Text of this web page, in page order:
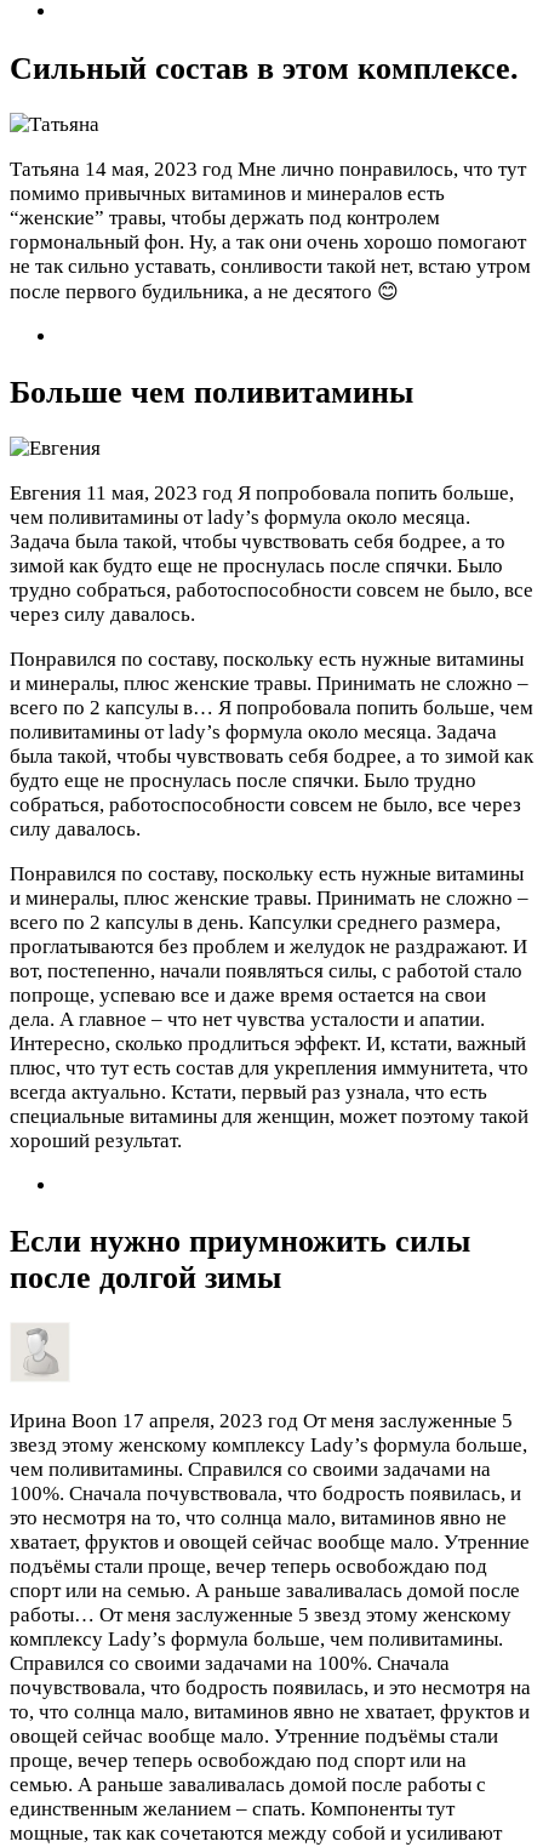
Сильный состав в этом комплексе.
Татьяна 14 мая, 2023 год Мне лично понравилось, что тут
помимо привычных витаминов и минералов есть
“женские” травы, чтобы держать под контролем
гормональный фон. Ну, а так они очень хорошо помогают
не так сильно уставать, сонливости такой нет, встаю утром
после первого будильника, а не десятого 😊
Больше чем поливитамины
Евгения 11 мая, 2023 год Я попробовала попить больше,
чем поливитамины от lady’s формула около месяца.
Задача была такой, чтобы чувствовать себя бодрее, а то
зимой как будто еще не проснулась после спячки. Было
трудно собраться, работоспособности совсем не было, все
через силу давалось.
Понравился по составу, поскольку есть нужные витамины
и минералы, плюс женские травы. Принимать не сложно –
всего по 2 капсулы в… Я попробовала попить больше, чем
поливитамины от lady’s формула около месяца. Задача
была такой, чтобы чувствовать себя бодрее, а то зимой как
будто еще не проснулась после спячки. Было трудно
собраться, работоспособности совсем не было, все через
силу давалось.
Понравился по составу, поскольку есть нужные витамины
и минералы, плюс женские травы. Принимать не сложно –
всего по 2 капсулы в день. Капсулки среднего размера,
проглатываются без проблем и желудок не раздражают. И
вот, постепенно, начали появляться силы, с работой стало
попроще, успеваю все и даже время остается на свои
дела. А главное – что нет чувства усталости и апатии.
Интересно, сколько продлиться эффект. И, кстати, важный
плюс, что тут есть состав для укрепления иммунитета, что
всегда актуально. Кстати, первый раз узнала, что есть
специальные витамины для женщин, может поэтому такой
хороший результат.
Если нужно приумножить силы
после долгой зимы
Ирина Boon 17 апреля, 2023 год От меня заслуженные 5
звезд этому женскому комплексу Lady’s формула больше,
чем поливитамины. Справился со своими задачами на
100%. Сначала почувствовала, что бодрость появилась, и
это несмотря на то, что солнца мало, витаминов явно не
хватает, фруктов и овощей сейчас вообще мало. Утренние
подъёмы стали проще, вечер теперь освобождаю под
спорт или на семью. А раньше заваливалась домой после
работы… От меня заслуженные 5 звезд этому женскому
комплексу Lady’s формула больше, чем поливитамины.
Справился со своими задачами на 100%. Сначала
почувствовала, что бодрость появилась, и это несмотря на
то, что солнца мало, витаминов явно не хватает, фруктов и
овощей сейчас вообще мало. Утренние подъёмы стали
проще, вечер теперь освобождаю под спорт или на
семью. А раньше заваливалась домой после работы с
единственным желанием – спать. Компоненты тут
мощные, так как сочетаются между собой и усиливают